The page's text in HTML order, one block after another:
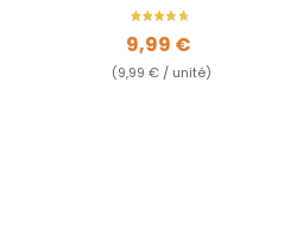
Prix
9,99 €
(9,99 € / unité)